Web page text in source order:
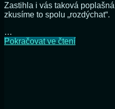
Zastihla i vás taková
zkusíme to spolu „rozdýchat“.
…
Pokračovat ve čteníCholesterol,